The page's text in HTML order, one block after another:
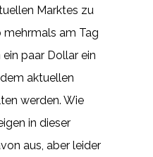
Marktes zu
mehrmals am Tag
paar Dollar ein
aktuellen
werden. Wie
in dieser
aus, aber leider